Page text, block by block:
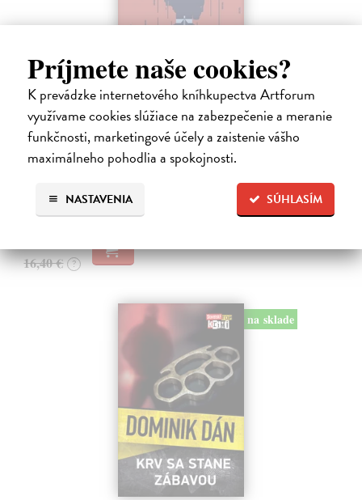
Príjmete naše cookies?
K prevádzke internetového kníhkupectva Artforum
využívame cookies slúžiace na zabezpečenie a meranie
funkčnosti, marketingové účely a zaistenie vášho
maximálneho pohodlia a spokojnosti.
SÚHLASÍM
NASTAVENIA
Tramwaj na Sachsenberg
Sagitarius Petr| Kniha
Tramwaj Cafe je kavárna v polském Těšíně a zároveň místo, kde se
sbíhají všechny nitky související s dalším brutálním zločinem, který
musí vyřešit Roman Saran, major ostravské kriminálky, a jeho tým.
Zasielame do 12 dní
16,40 € ?
na sklade